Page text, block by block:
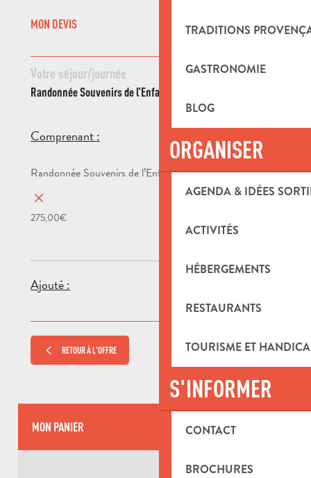
TRADITIONS
GASTRONOMIE
BLOG
ORGANISER
AGENDA & IDÉES
ACTIVITÉS
HÉBERGEMENTS
RESTAURANTS
TOURISME ET
S'INFORMER
CONTACT
BROCHURES
MON DEVIS SUIVANT
Votre séjour/journée
Randonnée Souvenirs de l’Enfance 14km – Marcel Pagnol
275,00€/pers.
Comprenant :
275,00€
Ajouté :
RETOUR À L'OFFRE SUIVANT
MON PANIER